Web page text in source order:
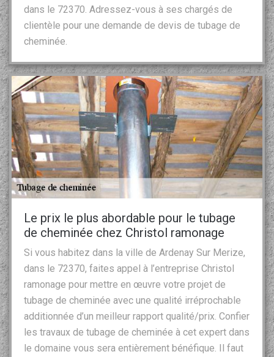
dans le 72370. Adressez-vous à ses chargés de
clientèle pour une demande de devis de tubage de
cheminée.
Le prix le plus abordable pour le tubage
de cheminée chez Christol ramonage
Si vous habitez dans la ville de Ardenay Sur Merize,
dans le 72370, faites appel à l’entreprise Christol
ramonage pour mettre en œuvre votre projet de
tubage de cheminée avec une qualité irréprochable
additionnée d’un meilleur rapport qualité/prix. Confier
les travaux de tubage de cheminée à cet expert dans
le domaine vous sera entièrement bénéfique. Il faut